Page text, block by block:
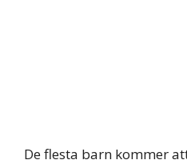
De flesta barn kommer